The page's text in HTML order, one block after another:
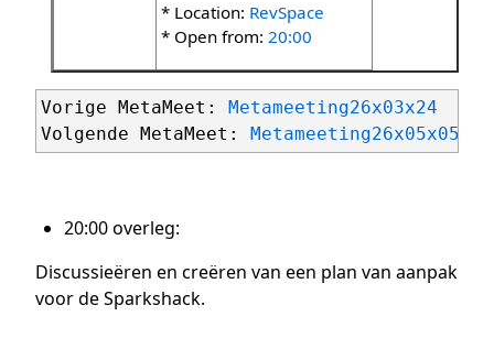
* Location: RevSpace
* Open from: 20:00
Vorige MetaMeet:
Metameeting26x03x24
Volgende MetaMeet:
Metameeting26x05x05
20:00 overleg:
Discussieëren en creëren van een plan van aanpak
voor de Sparkshack.